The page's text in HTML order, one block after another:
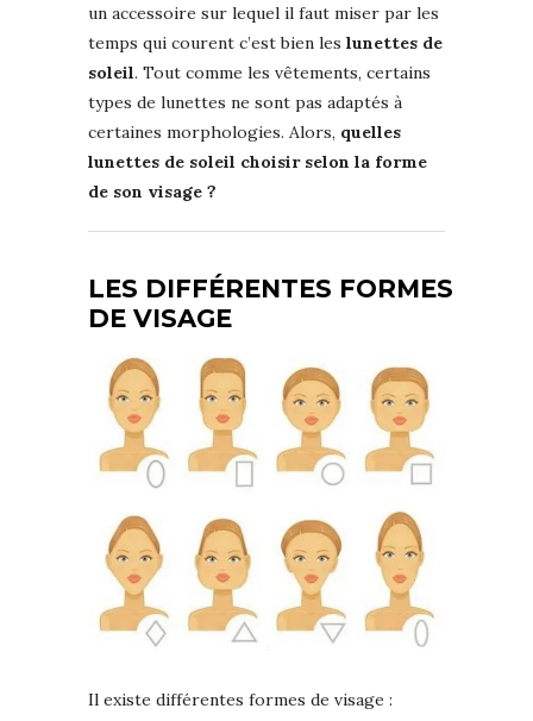
un accessoire sur lequel il faut miser par les
temps qui courent c’est bien les lunettes de
soleil. Tout comme les vêtements, certains
types de lunettes ne sont pas adaptés à
certaines morphologies. Alors, quelles
lunettes de soleil choisir selon la forme
de son visage ?
LES DIFFÉRENTES FORMES
DE VISAGE
Il existe différentes formes de visage :